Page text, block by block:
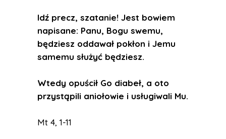
Idź precz, szatanie! Jest bowiem
napisane: Panu, Bogu swemu,
będziesz oddawał pokłon i Jemu
samemu służyć będziesz.
Wtedy opuścił Go diabeł, a oto
przystąpili aniołowie i usługiwali Mu.
Mt 4, 1-11